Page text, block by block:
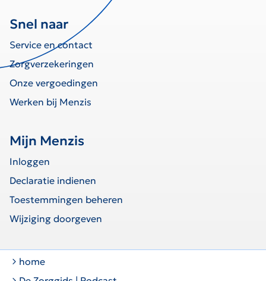
Snel naar
Service en contact
Zorgverzekeringen
Onze vergoedingen
Werken bij Menzis
Mijn Menzis
Inloggen
Declaratie indienen
Toestemmingen beheren
Wijziging doorgeven
home